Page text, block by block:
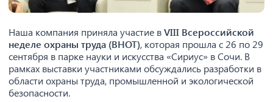
Наша компания приняла участие вVIII Всероссийской
неделе охраны труда (ВНОТ), которая прошла с 26 по 29
сентября в парке науки и искусства «Сириус» в Сочи. В
рамках выставки участниками обсуждались разработки в
области охраны труда, промышленной и экологической
безопасности.